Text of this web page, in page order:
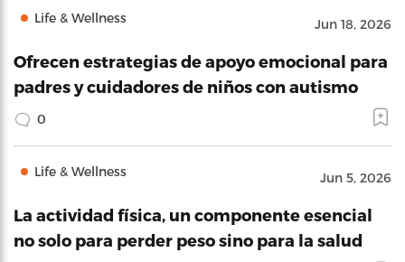
Life & Wellness Jun 18, 2026
Ofrecen estrategias de apoyo emocional para
padres y cuidadores de niños con autismo
0
Life & Wellness Jun 5, 2026
La actividad física, un componente esencial
no solo para perder peso sino para la salud